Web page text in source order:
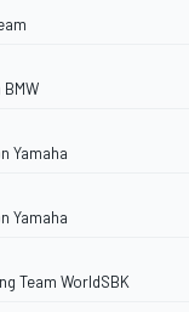
Yamaha
Yamaha
Team WorldSBK